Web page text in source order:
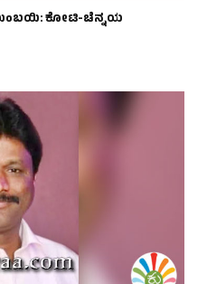
ಮುಂಬಯಿ: ಕೋಟಿ-ಚೆನ್ನಯ